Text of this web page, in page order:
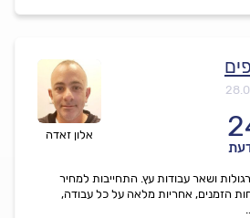
אלון זאדה
ושאר עבודות עץ. התחייבות למחיר
הזמנים, אחריות מלאה על כל עבודה,